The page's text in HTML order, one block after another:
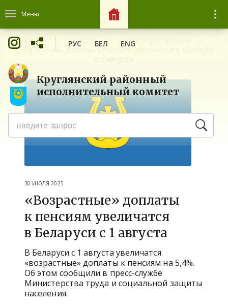
Меню
Круглянский районный
исполнительный комитет
РУС БЕЛ ENG
Главная Новости
Новости республики
«Возрастные» доплаты к пенсиям увеличатся в Беларуси
30 ИЮЛЯ 2025
«Возрастные» доплаты
к пенсиям увеличатся
в Беларуси с 1 августа
В Беларуси с 1 августа увеличатся
«возрастные» доплаты к пенсиям на 5,4%.
Об этом сообщили в пресс-службе
Министерства труда и социальной защиты
населения.